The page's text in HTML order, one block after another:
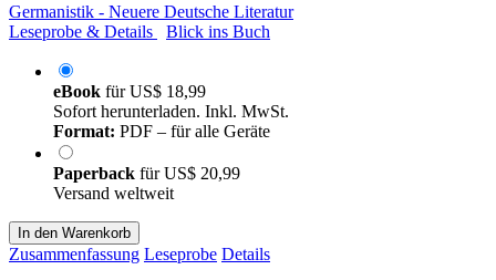
Germanistik - Neuere Deutsche Literatur
Leseprobe & Details
Blick ins Buch
eBook fürUS$ 18,99
Sofort herunterladen. Inkl. MwSt.
Format: PDF – für alle Geräte
Paperback fürUS$ 20,99
Versand weltweit
In den Warenkorb
Zusammenfassung Leseprobe Details